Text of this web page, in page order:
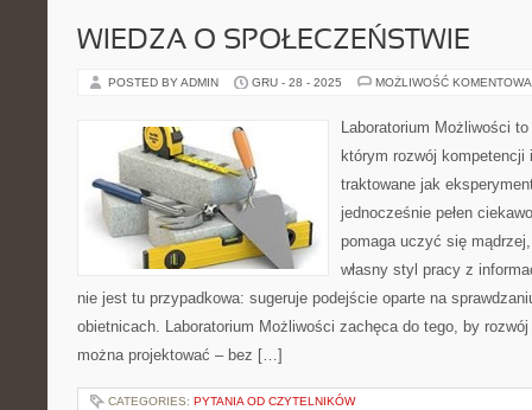
WIEDZA O SPOŁECZEŃSTWIE
POSTED BY ADMIN GRU - 28 - 2025 MOŻLIWOŚĆ
Laboratorium Możliwości
którym rozwój
traktowane jak
jednocześnie pełen
pomaga uczyć się
własny styl pracy z
nie jest tu przypadkowa: sugeruje podejście oparte na
obietnicach. Laboratorium Możliwości zachęca do tego, by
można projektować – bez […]
CATEGORIES: PYTANIA OD CZYTELNIKÓW